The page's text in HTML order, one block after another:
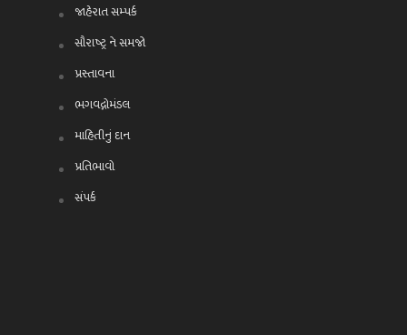
જાહેરાત સમ્પર્ક
સૌરાષ્ટ્ર ને સમજો
પ્રસ્તાવના
ભગવદ્ગોમંડલ
માહિતીનું દાન
પ્રતિભાવો
સંપર્ક